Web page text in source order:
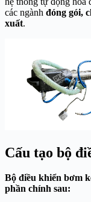
các ngành đóng gói,
xuất.
Cấu tạo bộ
Bộ điều khiển bơm
phần chính sau: